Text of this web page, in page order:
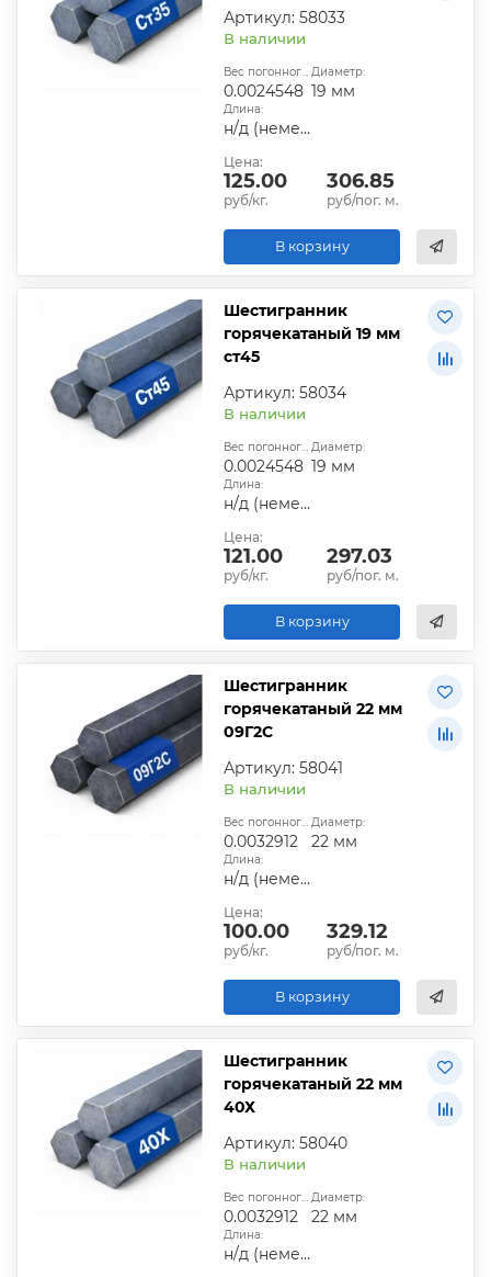
Артикул: 58033
В наличии
Вес погонного метра, т.:
0.0024548
Диаметр:
19 мм
Длина:
н/д (немерная)
Цена:
125.00
руб/кг.
306.85
руб/пог. м.
В корзину
Шестигранник
горячекатаный 19 мм
ст45
Артикул: 58034
В наличии
Вес погонного метра, т.:
0.0024548
Диаметр:
19 мм
Длина:
н/д (немерная)
Цена:
121.00
руб/кг.
297.03
руб/пог. м.
В корзину
Шестигранник
горячекатаный 22 мм
09Г2С
Артикул: 58041
В наличии
Вес погонного метра, т.:
0.0032912
Диаметр:
22 мм
Длина:
н/д (немерная)
Цена:
100.00
руб/кг.
329.12
руб/пог. м.
В корзину
Шестигранник
горячекатаный 22 мм
40Х
Артикул: 58040
В наличии
Вес погонного метра, т.:
0.0032912
Диаметр:
22 мм
Длина:
н/д (немерная)